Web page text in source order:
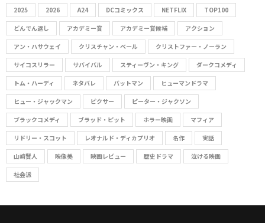
o
r
:
2025 2026 A24 DCコミックス NETFLIX TOP100
どんでん返し アカデミー賞 アカデミー賞候補 アクション
アン・ハサウェイ クリスチャン・ベール クリストファー・ノーラン
サイコスリラー サバイバル スティーヴン・キング ダークコメディ
トム・ハーディ ネタバレ バットマン ヒューマンドラマ
ヒュー・ジャックマン ピクサー ピーター・ジャクソン
ブラックコメディ ブラッド・ピット ホラー映画 マフィア
リドリー・スコット レオナルド・ディカプリオ 名作 実話
山﨑賢人 映像美 映画レビュー 歴史ドラマ 泣ける映画
社会派